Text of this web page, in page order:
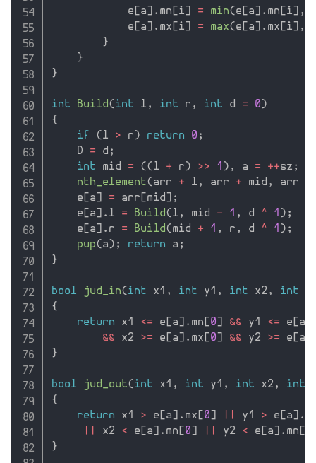
            e
[a] . mn [i] = min(e [a] . mn [i] ,
            e
[a] . mx [i] = max(e [a] . mx [i] ,
}
}
}
int Build(int l , int r , int d = 0)
{
if
(l > r) return 0 ;
    D
= d ;
int mid = ((l + r) >> 1 ) , a = ++sz ;
nth_element(arr + l , arr + mid , arr
    e
[a] = arr [mid] ;
    e
[a] . l = Build(l , mid - 1 , d ^ 1 ) ;
    e
[a] . r = Build(mid + 1 , r , d ^ 1 ) ;
pup(a) ; return a ;
}
bool jud_in(int x1 , int y1 , int x2 , int
{
return x1 <= e [a] . mn [0] && y1 <= e [a
&& x2 >= e [a] . mx [0] && y2 >= e [a
}
bool jud_out(int x1 , int y1 , int x2 , int
{
return x1 > e [a] . mx [0] || y1 > e [a] .
||
x2 < e [a] . mn [0] || y2 < e [a] . mn [
}